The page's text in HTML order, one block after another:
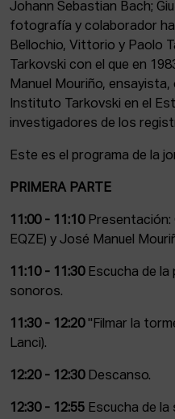
Johann Sebastian Bach;
fotografía y colaborador
Bellochio, Vittorio y Paolo
Tarkovski con el que en
Manuel Mouriño,
Instituto Tarkovski en el
investigadores de los
Este es el programa de la
PRIMERA PARTE
11:00 - 11:10Presentación:
EQZE) y José Manuel
11:10 - 11:30Escucha de la
sonoros.
11:30 - 12:20"Filmar la
Lanci).
12:20 - 12:30Descanso.
12:30 - 12:55 Escucha de